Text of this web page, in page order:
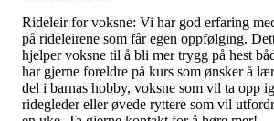
Rideleir for voksne: Vi har god erfaring
på rideleirene som får egen oppfølging.
hjelper voksne til å bli mer trygg på hest
har gjerne foreldre på kurs som ønsker å
del i barnas hobby, voksne som vil ta opp
ridegleder eller øvede ryttere som vil